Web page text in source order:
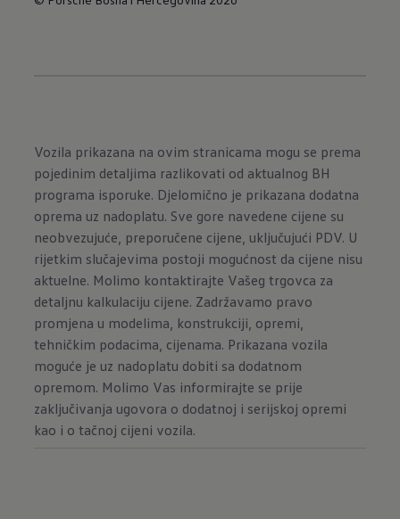
Vozila prikazana na ovim stranicama mogu se prema
pojedinim detaljima razlikovati od aktualnog BH
programa isporuke. Djelomično je prikazana dodatna
oprema uz nadoplatu. Sve gore navedene cijene su
neobvezujuće, preporučene cijene, uključujući PDV. U
rijetkim slučajevima postoji mogućnost da cijene nisu
aktuelne. Molimo kontaktirajte Vašeg trgovca za
detaljnu kalkulaciju cijene. Zadržavamo pravo
promjena u modelima, konstrukciji, opremi,
tehničkim podacima, cijenama. Prikazana vozila
moguće je uz nadoplatu dobiti sa dodatnom
opremom. Molimo Vas informirajte se prije
zaključivanja ugovora o dodatnoj i serijskoj opremi
kao i o tačnoj cijeni vozila.